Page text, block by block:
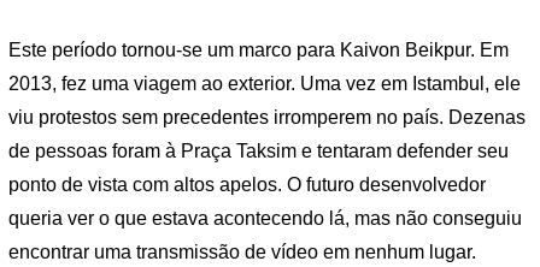
Este período tornou-se um marco para Kaivon Beikpur. Em
2013, fez uma viagem ao exterior. Uma vez em Istambul, ele
viu protestos sem precedentes irromperem no país. Dezenas
de pessoas foram à Praça Taksim e tentaram defender seu
ponto de vista com altos apelos. O futuro desenvolvedor
queria ver o que estava acontecendo lá, mas não conseguiu
encontrar uma transmissão de vídeo em nenhum lugar.